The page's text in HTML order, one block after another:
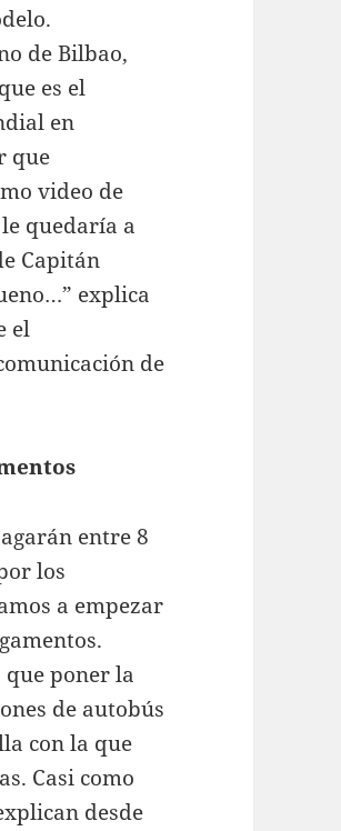
de Bilbao,
es el
en
que
video de
quedaría a
Capitán
explica
el
de
entre 8
los
a empezar
poner la
de autobús
con la que
Casi como
desde